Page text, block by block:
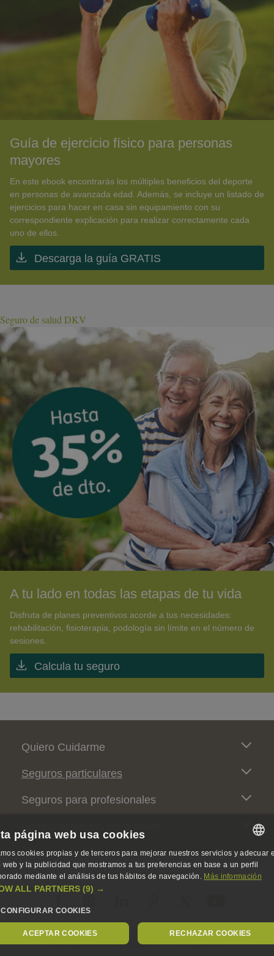
Guía de ejercicio físico para personas
mayores
En este ebook encontrarás los múltiples beneficios del deporte
en personas de avanzada edad. Además, se incluye un listado de
ejercicios para hacer en casa sin equipamiento con su
correspondiente explicación para realizar correctamente cada
uno de ellos.
Descarga la guía GRATIS
Seguro de salud DKV
A tu lado en todas las etapas de tu vida
Disfruta de planes preventivos acorde a tus necesidades:
rehabilitación, fisioterapia, podología sin límite en el número de
sesiones.
Calcula tu seguro
Pie de página
Quiero Cuidarme
Seguros particulares
Seguros para profesionales
Activistas de la salud
Aviso legal, privacidad y cookies DKV Seguros ©
SPANISH
SPANISH
GERMAN
página web usa cookies
cookies propias y de terceros para mejorar nuestros servicios y adecuar
web y la publicidad que mostramos a tus preferencias en base a un perfil
mediante el análisis de tus hábitos de navegación. Más información
ALL PARTNERS (9) →
CONFIGURAR COOKIES
ACEPTAR COOKIES RECHAZAR COOKIES